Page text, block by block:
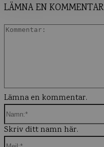
LÄMNA EN KOMMENTAR
Lämna en kommentar.
Skriv ditt namn här.